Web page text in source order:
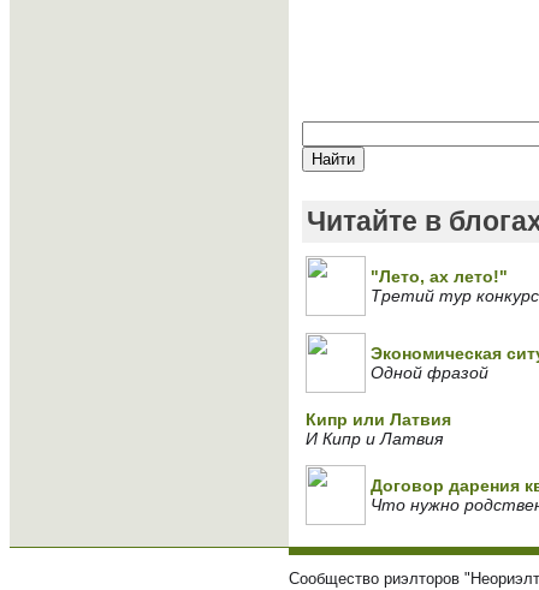
Читайте в
"Лето, ах лето!"
Третий тур
Экономическая
Одной фразой
Кипр или Латвия
И Кипр и Латвия
Договор дарения
Что нужно
Сообщество риэлторов